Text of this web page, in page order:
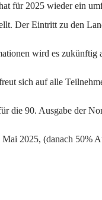
für 2025 wieder ein
Der Eintritt zu den
wird es zukünftig
sich auf alle
die 90. Ausgabe der
Mai 2025, (danach 50%